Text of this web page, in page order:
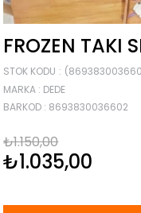
FROZEN TAKI
STOK KODU
MARKA : DEDE
BARKOD : 8693830036602
₺1.150,00
₺1.035,00